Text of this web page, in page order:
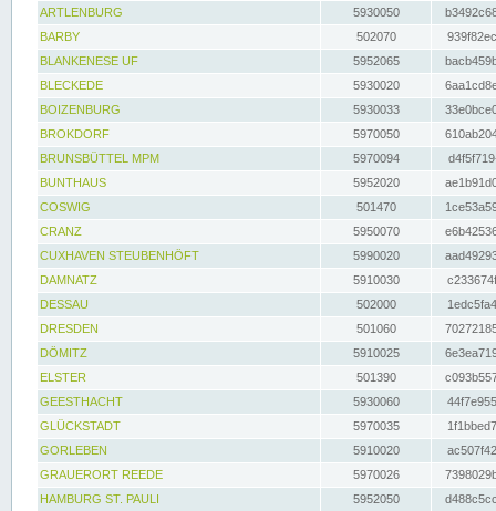
ARTLENBURG
5930050
BARBY
502070
BLANKENESE UF
5952065
BLECKEDE
5930020
BOIZENBURG
5930033
BROKDORF
5970050
BRUNSBÜTTEL MPM
5970094
BUNTHAUS
5952020
COSWIG
501470
CRANZ
5950070
CUXHAVEN STEUBENHÖFT
5990020
DAMNATZ
5910030
DESSAU
502000
DRESDEN
501060
DÖMITZ
5910025
ELSTER
501390
GEESTHACHT
5930060
GLÜCKSTADT
5970035
GORLEBEN
5910020
GRAUERORT REEDE
5970026
HAMBURG ST. PAULI
5952050